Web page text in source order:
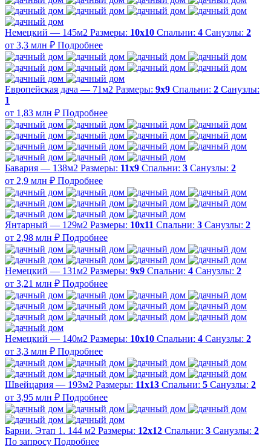
Немецкий — 145м2 Размеры: 10х10 Спальни: 4 Санузлы: 2
от 3,3 млн ₽ Подробнее
Европейская дача — 71м2 Размеры: 9х9 Спальни: 2 Санузлы:
1
от 1,83 млн ₽ Подробнее
Бавария — 138м2 Размеры: 11х9 Спальни: 3 Санузлы: 2
от 2,9 млн ₽ Подробнее
Янтарный — 129м2 Размеры: 10х11 Спальни: 3 Санузлы: 2
от 2,98 млн ₽ Подробнее
Немецкий — 131м2 Размеры: 9х9 Спальни: 4 Санузлы: 2
от 3,21 млн ₽ Подробнее
Немецкий — 140м2 Размеры: 10х10 Спальни: 4 Санузлы: 2
от 3,3 млн ₽ Подробнее
Швейцария — 193м2 Размеры: 11х13 Спальни: 5 Санузлы: 2
от 3,95 млн ₽ Подробнее
Барни. Этап 1. 144 м2 Размеры: 12х12 Спальни: 3 Санузлы: 2
По запросу Подробнее